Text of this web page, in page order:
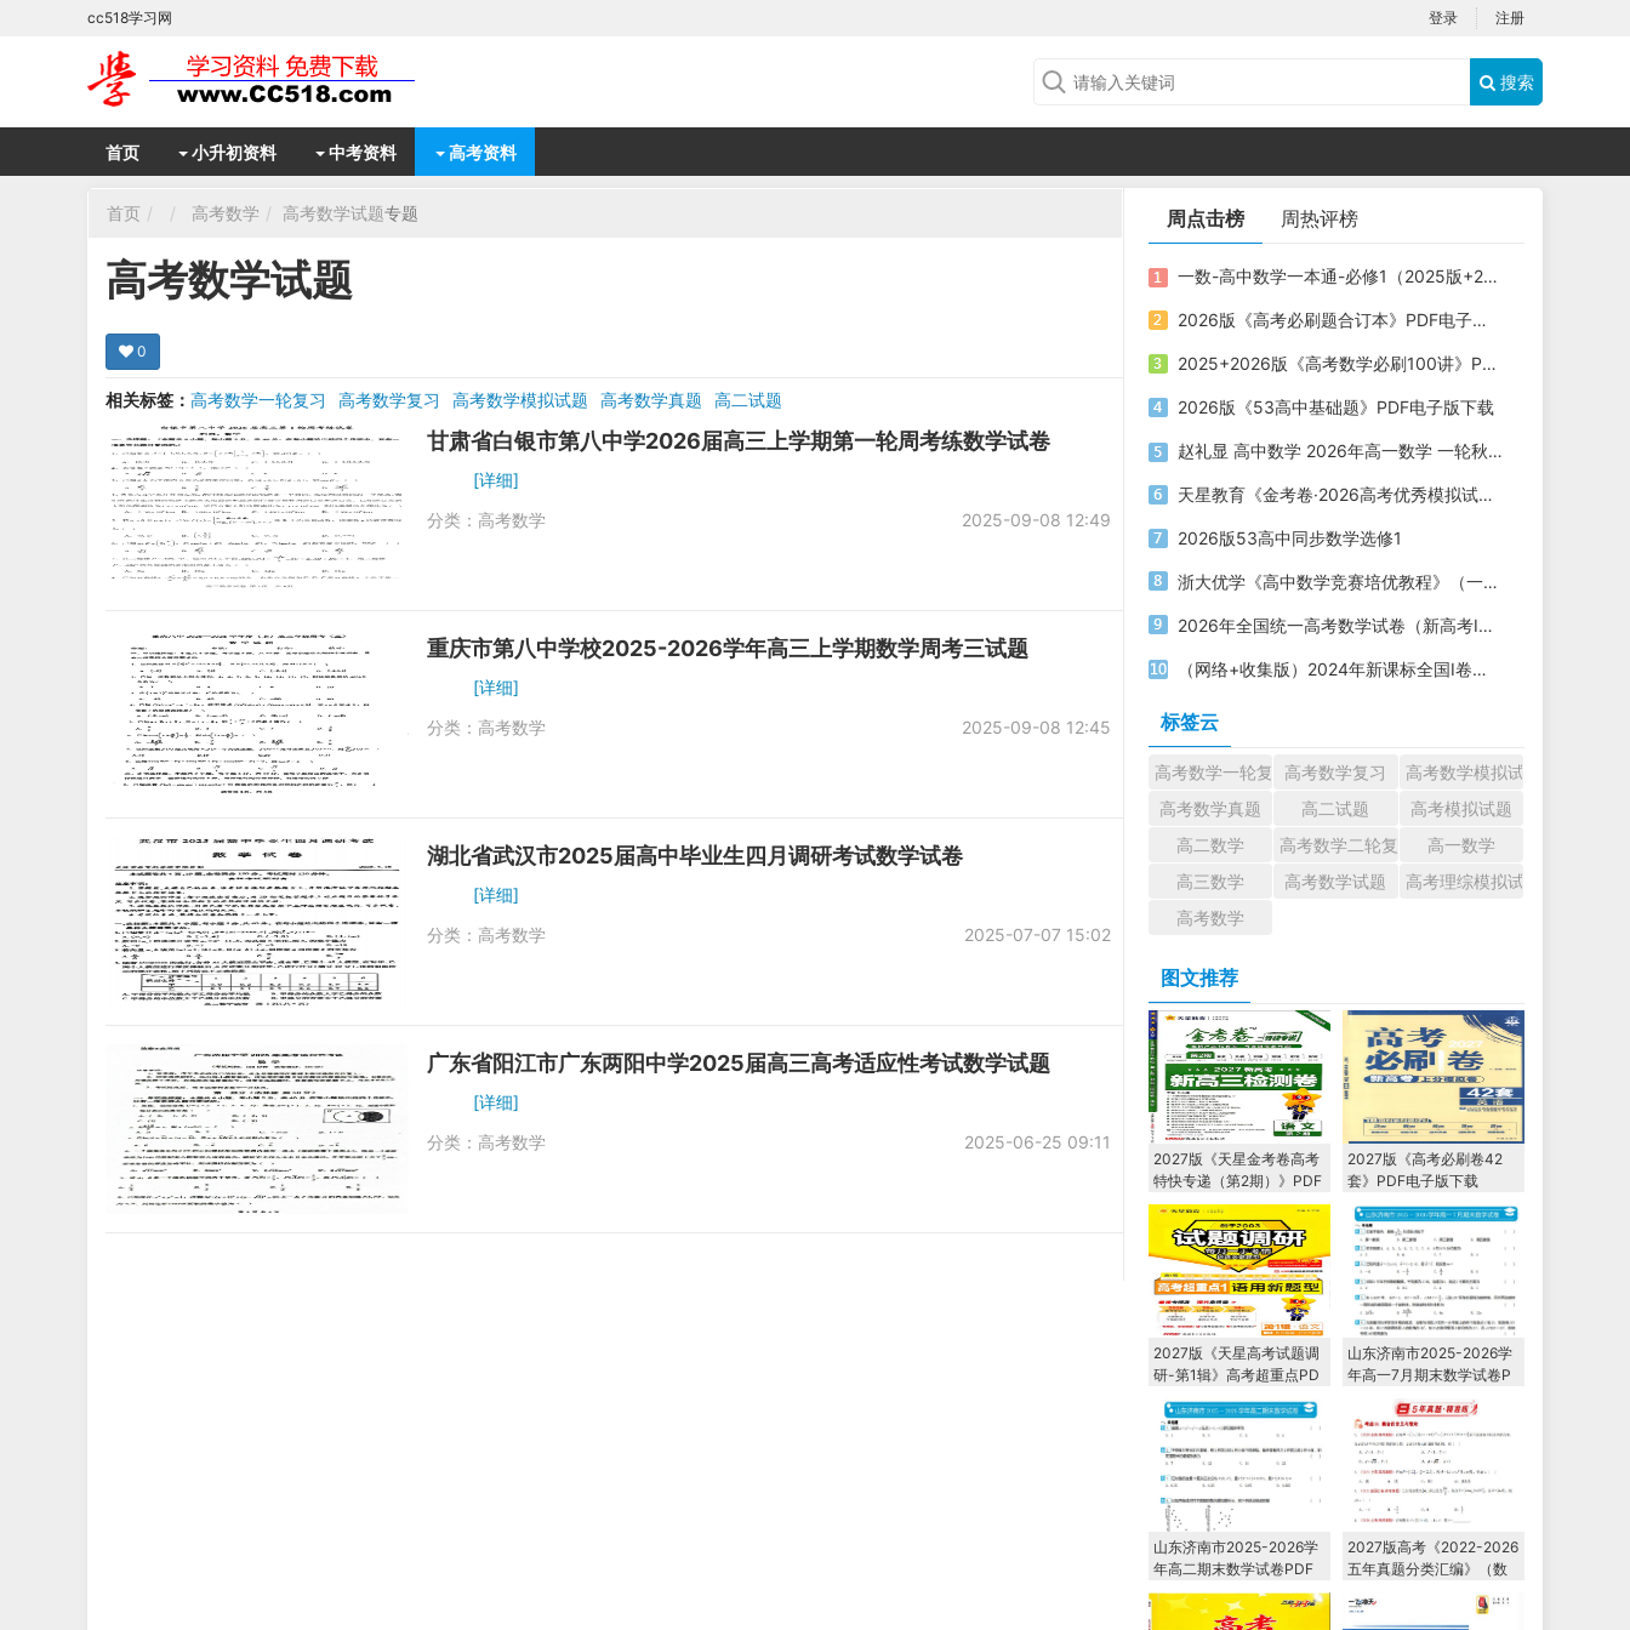
cc518学习网 登录 注册
搜索
首页 小升初资料 中考资料 高考资料
首页 高考数学 高考数学试题专题
高考数学试题
0
相关标签： 高考数学一轮复习 高考数学复习 高考数学模拟试题 高考数学真题 高二试题
甘肃省白银市第八中学2026届高三上学期第一轮周考练数学试卷
[详细]
2025-09-08 12:49
分类： 高考数学
重庆市第八中学校2025-2026学年高三上学期数学周考三试题
[详细]
2025-09-08 12:45
分类： 高考数学
湖北省武汉市2025届高中毕业生四月调研考试数学试卷
[详细]
2025-07-07 15:02
分类： 高考数学
广东省阳江市广东两阳中学2025届高三高考适应性考试数学试题
[详细]
2025-06-25 09:11
分类： 高考数学
周点击榜 周热评榜
一数-高中数学一本通-必修1（2025版+2026版）PDF下载
2026版《高考必刷题合订本》PDF电子版下载
2025+2026版《高考数学必刷100讲》PDF电子版下载
2026版《53高中基础题》PDF电子版下载
赵礼显 高中数学 2026年高一数学 一轮秋季班
天星教育《金考卷·2026高考优秀模拟试卷汇编45套 (全国版) 》
2026版53高中同步数学选修1
浙大优学《高中数学竞赛培优教程》（一试+二试）电子版下载打印
2026年全国统一高考数学试卷（新高考Ⅰ卷）PDF电子版下载
（网络+收集版）2024年新课标全国Ⅰ卷数学高考真题文档版（含答案）
标签云
高考数学一轮复习高考数学复习
高考数学模拟试题
高考数学真题
高二试题
高考模拟试题
高二数学
高考数学二轮复习
高一数学
高三数学
高考数学试题
高考理综模拟试题
高考数学
图文推荐
2027版《天星金考卷高考
特快专递（第2期）》PDF
电子版下载
2027版《高考必刷卷42
套》PDF电子版下载
2027版《天星高考试题调
研-第1辑》高考超重点PD
F电子版下载
山东济南市2025-2026学
年高一7月期末数学试卷P
DF电子版下载
山东济南市2025-2026学
年高二期末数学试卷PDF
电子版下载
2027版高考《2022-2026
五年真题分类汇编》（数
学）PDF电子版下载